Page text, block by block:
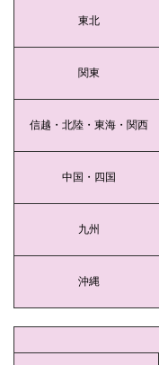
東北
関東
信越・北陸・東海・関西
中国・四国
九州
沖縄